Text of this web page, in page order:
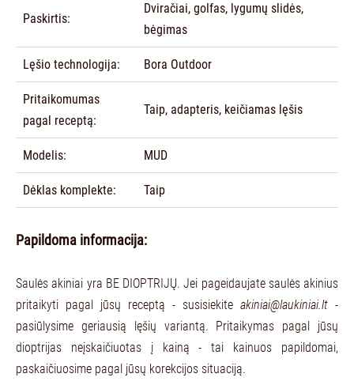
Paskirtis:
Dviračiai, golfas, lygumų slidės,
bėgimas
Lęšio technologija: Bora Outdoor
Pritaikomumas
pagal receptą:
Taip, adapteris, keičiamas lęšis
Modelis: MUD
Dėklas komplekte: Taip
Papildoma informacija:
Saulės akiniai yra BE DIOPTRIJŲ. Jei pageidaujate saulės akinius
pritaikyti pagal jūsų receptą - susisiekite akiniai@laukiniai.lt -
pasiūlysime geriausią lęšių variantą. Pritaikymas pagal jūsų
dioptrijas neįskaičiuotas į kainą - tai kainuos papildomai,
paskaičiuosime pagal jūsų korekcijos situaciją.